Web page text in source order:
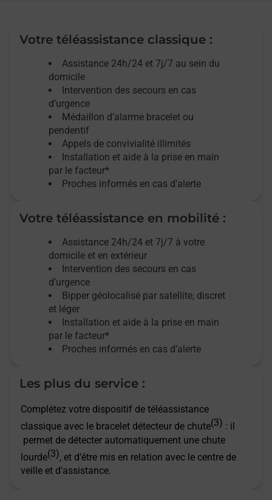
Votre téléassistance classique :
Assistance 24h/24 et 7j/7 au sein du
domicile
Intervention des secours en cas
d’urgence
Médaillon d’alarme bracelet ou
pendentif
Appels de convivialité illimités
Installation et aide à la prise en main
par le facteur*
Proches informés en cas d'alerte
Votre téléassistance en mobilité :
Assistance 24h/24 et 7j/7 à votre
domicile et en extérieur
Intervention des secours en cas
d’urgence
Bipper géolocalisé par satellite, discret
et léger
Installation et aide à la prise en main
par le facteur*
Proches informés en cas d’alerte
Les plus du service :
Complétez votre dispositif de téléassistance
classique avec le bracelet détecteur de chute(3) : il
permet de détecter automatiquement une chute
lourde(3), et d’être mis en relation avec le centre de
veille et d’assistance.